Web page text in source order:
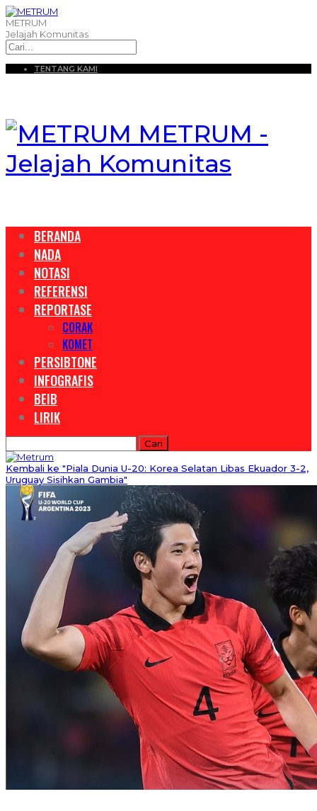
METRUM
Jelajah Komunitas
TENTANG KAMI
METRUM -
Jelajah Komunitas
BERANDA
NADA
NOTASI
REFERENSI
REPORTASE
CORAK
KOMET
PERSIBTONE
INFOGRAFIS
BEIB
LIRIK
Kembali ke "Piala Dunia U-20: Korea Selatan Libas Ekuador 3-2,
Uruguay Sisihkan Gambia"